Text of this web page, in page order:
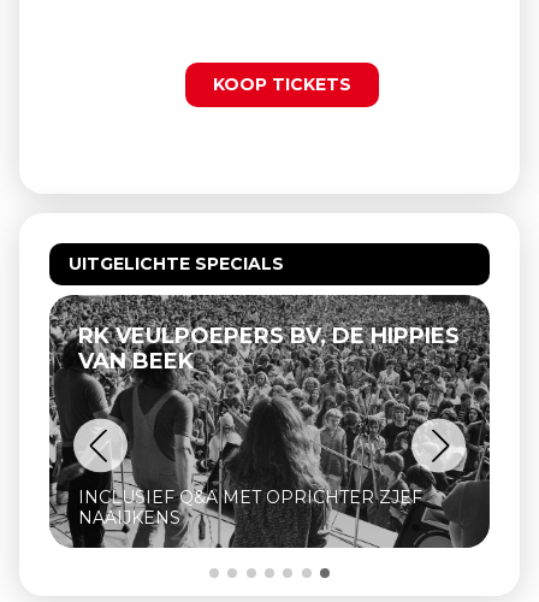
KOOP TICKETS
UITGELICHTE SPECIALS
PREVIOUSLY UNRELEASED 2026
BIJZONDERE SELECTIE FESTIVALFILMS